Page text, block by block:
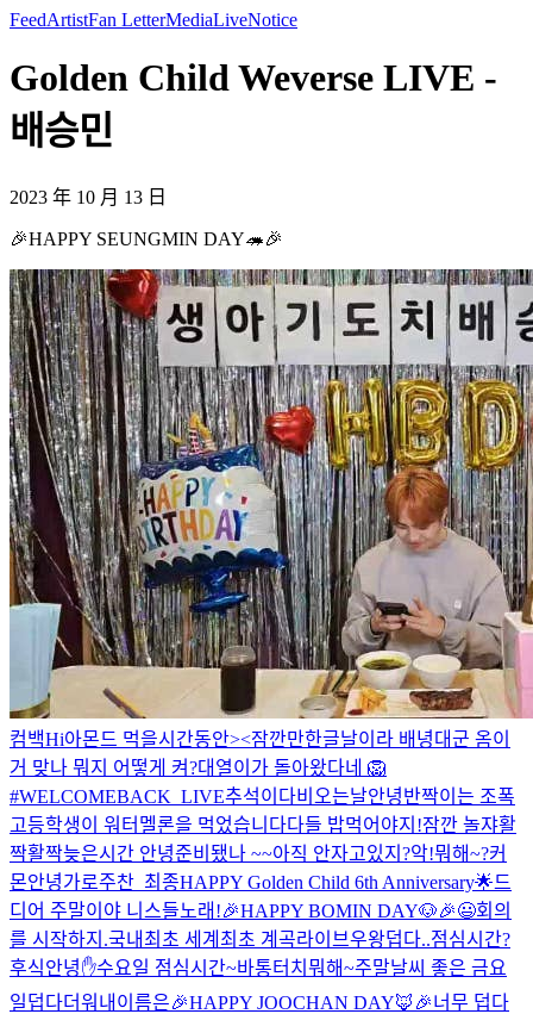
FeedArtistFan LetterMediaLiveNotice
Golden Child Weverse LIVE -
배승민
2023 年 10 月 13 日
🎉HAPPY SEUNGMIN DAY🦔🎉
컴백Hi아몬드 먹을시간동안><잠깐만한글날이라 배녕대군 옴이
거 맞나 뭐지 어떻게 켜?대열이가 돌아왔다네 🦁
#WELCOMEBACK_LIVE추석이다비오는날안녕반짝이는 조폭
고등학생이 워터멜론을 먹었습니다다들 밥먹어야지!잠깐 놀쟈활
짝활짝늦은시간 안녕준비됐나 ~~아직 안자고있지?악!뭐해~?커
몬안녕가로주찬_최종HAPPY Golden Child 6th Anniversary🌟드
디어 주말이야 니스들노래!🎉HAPPY BOMIN DAY🐶🎉😃회의
를 시작하지.국내최초 세계최초 계곡라이브우왕덥다..점심시간?
후식안녕✋수요일 점심시간~바통터치 뭐해~주말날씨 좋은 금요
일덥다더워 내이름은🎉HAPPY JOOCHAN DAY🦊🎉너무 덥다